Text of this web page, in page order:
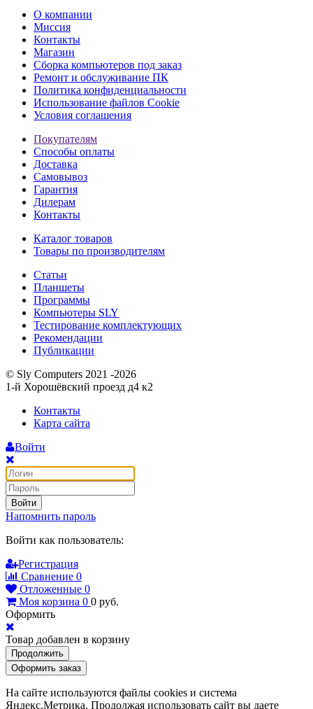
О компании
Миссия
Контакты
Магазин
Сборка компьютеров под заказ
Ремонт и обслуживание ПК
Политика конфиденциальности
Использование файлов Cookie
Условия соглашения
Покупателям
Способы оплаты
Доставка
Самовывоз
Гарантия
Дилерам
Контакты
Каталог товаров
Товары по производителям
Статьи
Планшеты
Программы
Компьютеры SLY
Тестирование комплектующих
Рекомендации
Публикации
© Sly Computers 2021 -2026
1-й Хорошёвский проезд д4 к2
Контакты
Карта сайта
Войти
Войти
Напомнить пароль
Войти как пользователь:
Регистрация
Сравнение 0
Отложенные 0
Моя корзина 0 0 руб.
Оформить
Товар добавлен в корзину
Продолжить
Оформить заказ
На сайте используются файлы cookies и система
Яндекс.Метрика. Продолжая использовать сайт вы даете